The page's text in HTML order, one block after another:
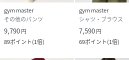
gym master
その他のパンツ
9,790円
89ポイント(1倍)
gym master
シャツ・ブラウス
7,590円
69ポイント(1倍)